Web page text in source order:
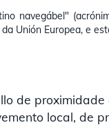
navegábel"
Unión Europea, e
de
local, de